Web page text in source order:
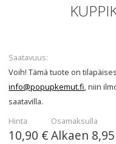
Saatavuus
Voih! Tämä tuote on
info@popupkemut.fi, niin
saatavilla.
Hinta
10,90 €
Osamaksulla
Alkaen